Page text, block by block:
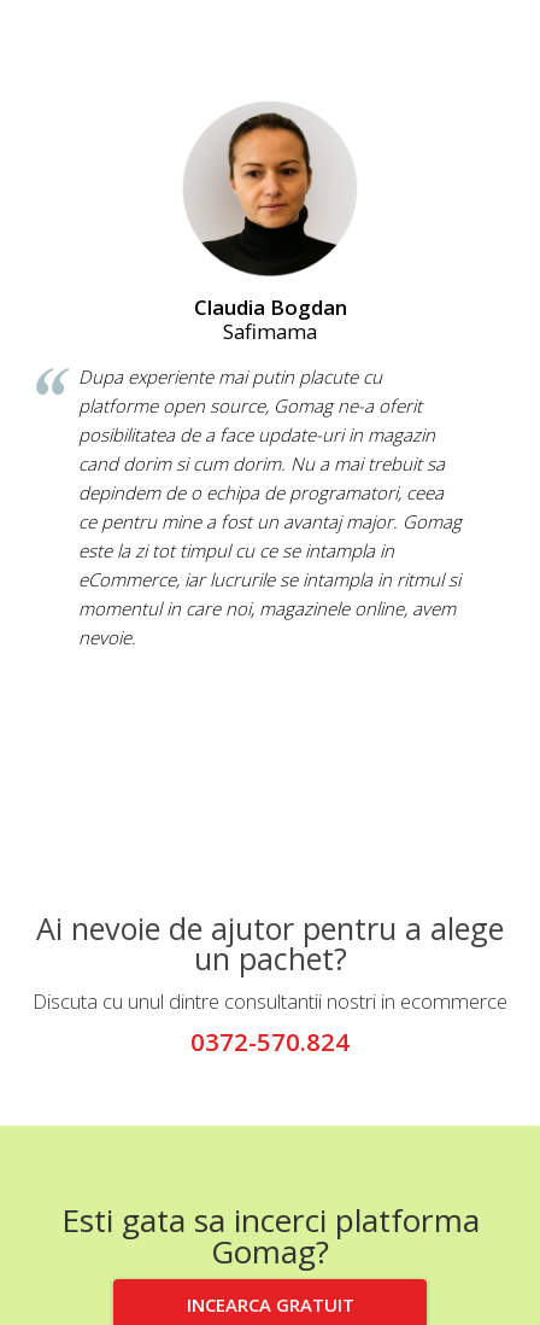
Claudia Bogdan
Safimama
Dupa experiente mai putin placute cu
platforme open source, Gomag ne-a oferit
posibilitatea de a face update-uri in magazin
cand dorim si cum dorim. Nu a mai trebuit sa
depindem de o echipa de programatori, ceea
ce pentru mine a fost un avantaj major. Gomag
este la zi tot timpul cu ce se intampla in
eCommerce, iar lucrurile se intampla in ritmul si
momentul in care noi, magazinele online, avem
nevoie.
Ai nevoie de ajutor pentru a alege
un pachet?
Discuta cu unul dintre consultantii nostri in ecommerce
0372-570.824
Esti gata sa incerci platforma
Gomag?
INCEARCA GRATUIT